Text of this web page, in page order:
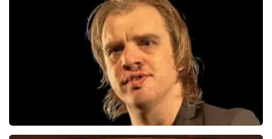
44reviews
BEKIJKEN